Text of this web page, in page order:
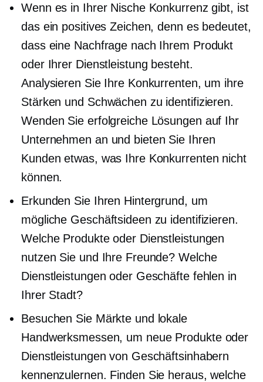
Wenn es in Ihrer Nische Konkurrenz gibt, ist
das ein positives Zeichen, denn es bedeutet,
dass eine Nachfrage nach Ihrem Produkt
oder Ihrer Dienstleistung besteht.
Analysieren Sie Ihre Konkurrenten, um ihre
Stärken und Schwächen zu identifizieren.
Wenden Sie erfolgreiche Lösungen auf Ihr
Unternehmen an und bieten Sie Ihren
Kunden etwas, was Ihre Konkurrenten nicht
können.
Erkunden Sie Ihren Hintergrund, um
mögliche Geschäftsideen zu identifizieren.
Welche Produkte oder Dienstleistungen
nutzen Sie und Ihre Freunde? Welche
Dienstleistungen oder Geschäfte fehlen in
Ihrer Stadt?
Besuchen Sie Märkte und lokale
Handwerksmessen, um neue Produkte oder
Dienstleistungen von Geschäftsinhabern
kennenzulernen. Finden Sie heraus, welche